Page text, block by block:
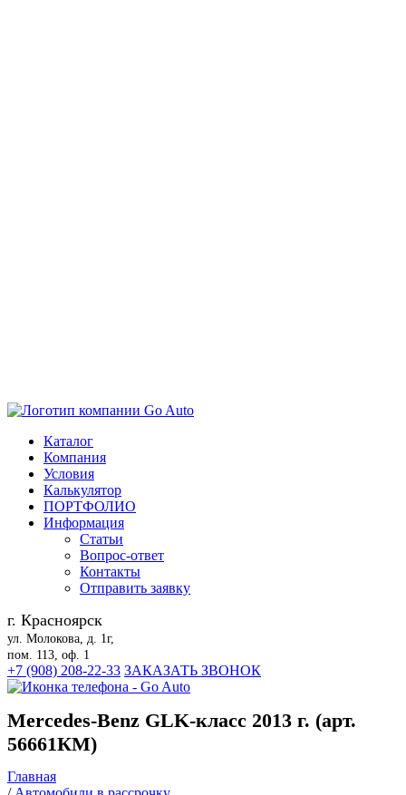
Каталог
Компания
Условия
Калькулятор
ПОРТФОЛИО
Информация
Статьи
Вопрос-ответ
Контакты
Отправить заявку
г. Красноярск
ул. Молокова, д. 1г,
пом. 113, оф. 1
+7 (908) 208-22-33 ЗАКАЗАТЬ ЗВОНОК
Mercedes-Benz GLK-класс 2013 г. (арт.
56661КМ)
Главная